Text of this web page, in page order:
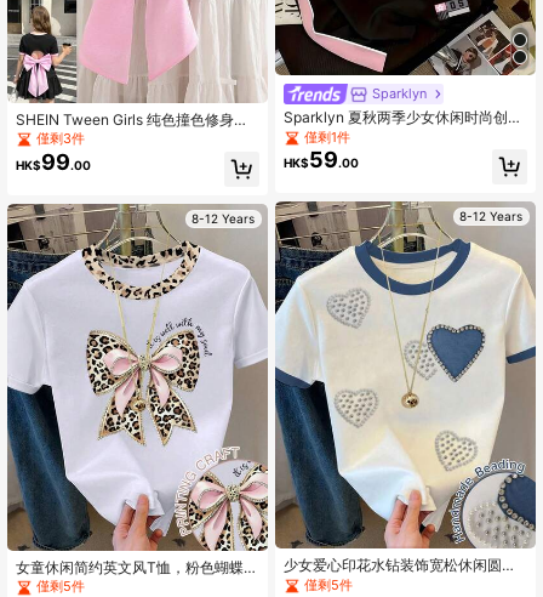
SHEIN Tween Girls 纯色撞色修身短
款露背欧根纱蝴蝶结装饰短袖 T 恤，
时尚法式优雅风格，返校季，Y2K，
甜美酷炫淑女风
僅剩3件
HK$99.00
8-12 Years
女童休闲简约英文风T恤，粉色蝴蝶
结，豹纹蝴蝶结，水钻图案，短袖圆
僅剩5件
Sparklyn
Sparklyn 夏秋两季少女休闲时尚创意
个性清新简约时尚数字67、五角星徽
章、条纹、撞色、字母标语印花舒适
基础款短款T恤，适合夏秋两季女孩日
僅剩1件
HK$59.00
8-12 Years
少女爱心印花水钻装饰宽松休闲圆领T
恤，适合夏季、日常、返校、度假、
僅剩5件